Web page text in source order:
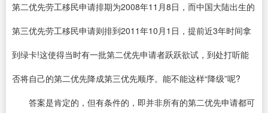
第二优先劳工移民申请排期为2008年11月8日，而中国大陆出生的
第三优先劳工移民申请则排到2011年10月1日，提前近3年时间拿
到绿卡!这使得当时有一批第二优先申请者跃跃欲试，到处打听能
否将自己的第二优先降成第三优先顺序。能不能这样“降级”呢?
答案是肯定的，但有条件的，即并非所有的第二优先申请都可